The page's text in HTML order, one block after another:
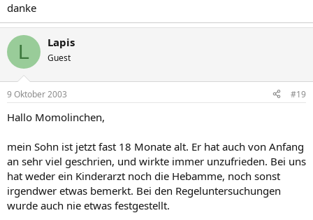
danke
L Lapis
Guest
9 Oktober 2003 #19
Hallo Momolinchen,
mein Sohn ist jetzt fast 18 Monate alt. Er hat auch von Anfang
an sehr viel geschrien, und wirkte immer unzufrieden. Bei uns
hat weder ein Kinderarzt noch die Hebamme, noch sonst
irgendwer etwas bemerkt. Bei den Regeluntersuchungen
wurde auch nie etwas festgestellt.